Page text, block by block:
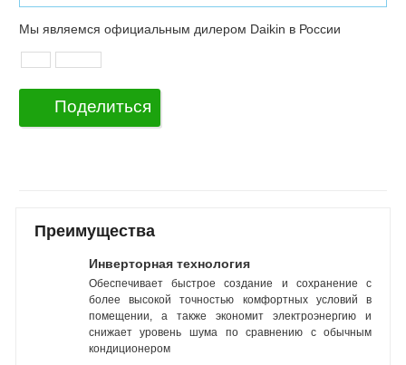
Мы являемся официальным дилером Daikin в России
Поделиться
Преимущества
Инверторная технология
Обеспечивает быстрое создание и сохранение с
более высокой точностью комфортных условий в
помещении, а также экономит электроэнергию и
снижает уровень шума по сравнению с обычным
кондиционером